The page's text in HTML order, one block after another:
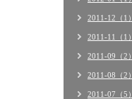
2011-12（1）
2011-11（1）
2011-09（2）
2011-08（2）
2011-07（5）